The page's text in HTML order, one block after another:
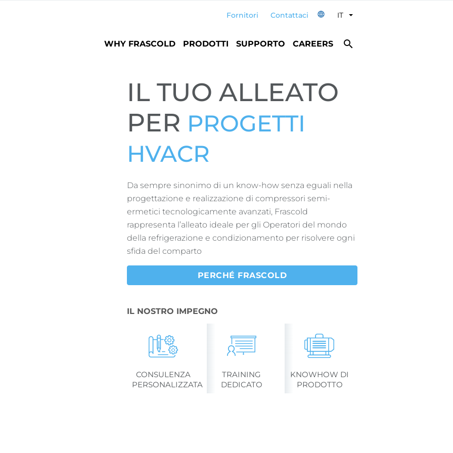
Fornitori Contattaci language IT Toggle Dropdown
Main
WHY FRASCOLD PRODOTTI SUPPORTO CAREERS search
IL TUO ALLEATO
PER PROGETTI
HVACR
Da sempre sinonimo di un know-how senza eguali nella
progettazione e realizzazione di compressori semi-
ermetici tecnologicamente avanzati, Frascold
rappresenta l’alleato ideale per gli Operatori del mondo
della refrigerazione e condizionamento per risolvere ogni
sfida del comparto
PERCHÉ FRASCOLD
IL NOSTRO IMPEGNO
CONSULENZA
PERSONALIZZATA
TRAINING
DEDICATO
KNOWHOW DI
PRODOTTO